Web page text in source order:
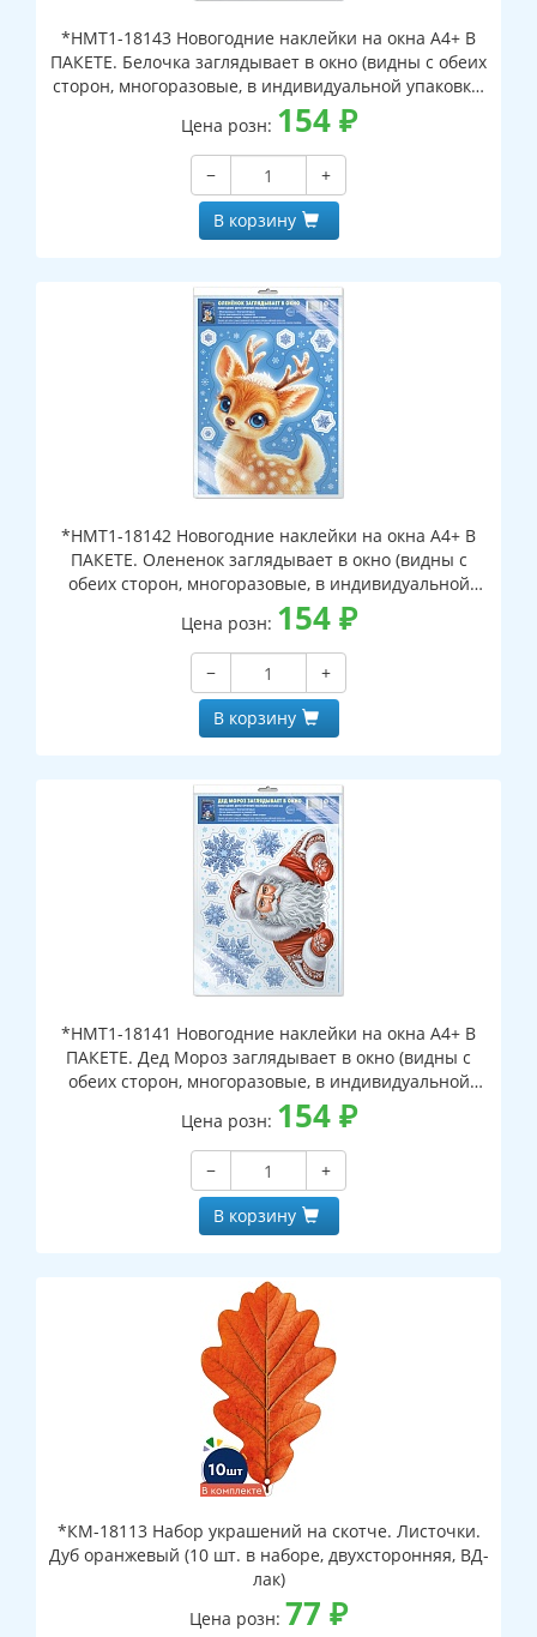
*НМТ1-18143 Новогодние наклейки на окна А4+ В
ПАКЕТЕ. Белочка заглядывает в окно (видны с обеих
сторон, многоразовые, в индивидуальной упаковке,
с европодвесом и клеевым клапаном)
Цена розн: 154₽
−
+
В корзину
*НМТ1-18142 Новогодние наклейки на окна А4+ В
ПАКЕТЕ. Олененок заглядывает в окно (видны с
обеих сторон, многоразовые, в индивидуальной
упаковке, с европодвесом и клеевым клапаном)
Цена розн: 154₽
−
+
В корзину
*НМТ1-18141 Новогодние наклейки на окна А4+ В
ПАКЕТЕ. Дед Мороз заглядывает в окно (видны с
обеих сторон, многоразовые, в индивидуальной
упаковке, с европодвесом и клеевым клапаном)
Цена розн: 154₽
−
+
В корзину
*КМ-18113 Набор украшений на скотче. Листочки.
Дуб оранжевый (10 шт. в наборе, двухсторонняя, ВД-
лак)
Цена розн: 77 ₽